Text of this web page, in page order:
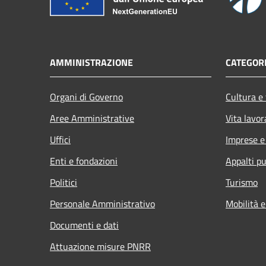
AMMINISTRAZIONE
Organi di Governo
Aree Amministrative
Uffici
Enti e fondazioni
Politici
Personale Amministrativo
Documenti e dati
Attuazione misure PNRR
Cultura
Vita
Imprese
Appalti
Turismo
Mobilità